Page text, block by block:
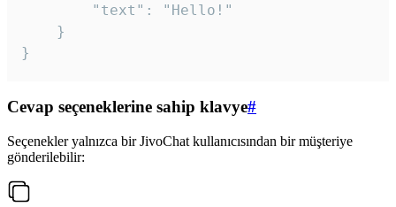
}
Cevap seçeneklerine sahip klavye#
Seçenekler yalnızca bir JivoChat kullanıcısından bir müşteriye
gönderilebilir: